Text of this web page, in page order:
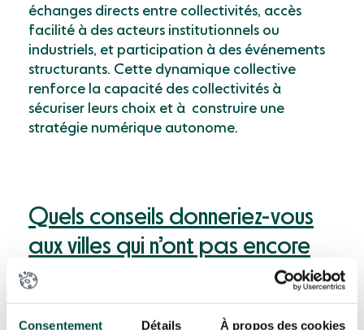
Consentement Détails À propos des cookies
échanges directs entre collectivités, accès
facilité à des acteurs institutionnels ou
industriels, et participation à des événements
structurants. Cette dynamique collective
renforce la capacité des collectivités à
sécuriser leurs choix et à construire une
stratégie numérique autonome.
Quels conseils donneriez-vous
aux villes qui n’ont pas encore
engagé cette démarche ? Et
quelles sont vos perspectives